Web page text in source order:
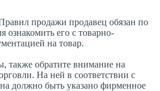
продажи продавец обязан по
ознакомить его с товарно-
на товар.
также обратите внимание на
На ней в соответствии с
должно быть указано фирменное